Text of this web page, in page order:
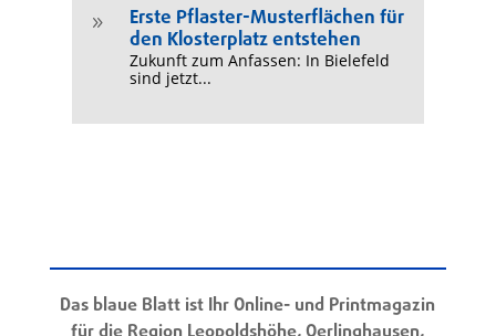
9
Erste Pflaster-Musterflächen für
den Klosterplatz entstehen
Zukunft zum Anfassen: In Bielefeld
sind jetzt...
Das blaue Blatt ist Ihr Online- und Printmagazin